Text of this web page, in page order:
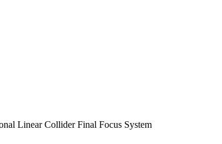
Linear Collider Final Focus System